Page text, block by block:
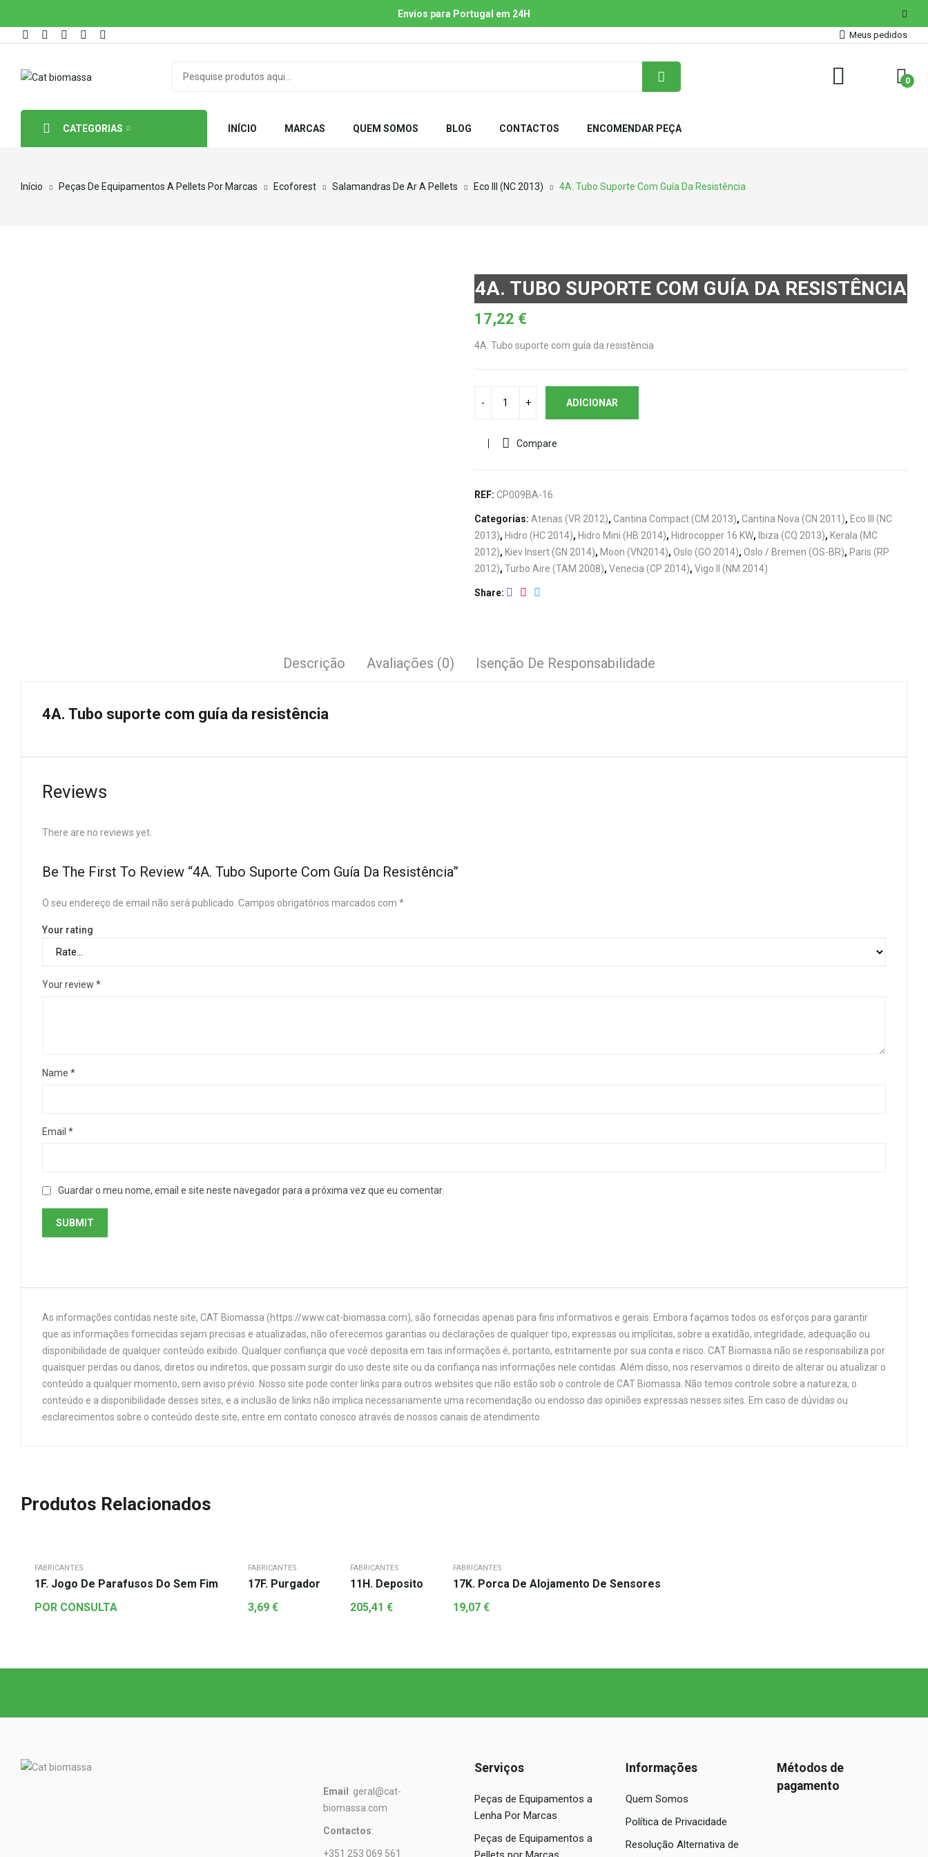
Envios para Portugal em 24H
Meus pedidos
0
CATEGORIAS INÍCIO MARCAS QUEM SOMOS BLOG CONTACTOS ENCOMENDAR PEÇA
Início Peças De Equipamentos A Pellets Por Marcas Ecoforest Salamandras De Ar A Pellets Eco III (NC 2013) 4A. Tubo Suporte Com Guía Da Resistência
4A. TUBO SUPORTE COM GUÍA DA RESISTÊNCIA
17,22 €
4A. Tubo suporte com guía da resistência
ADICIONAR
Compare
REF: CP009BA-16
Categorias: Atenas (VR 2012), Cantina Compact (CM 2013), Cantina Nova (CN 2011), Eco III (NC
2013), Hidro (HC 2014), Hidro Mini (HB 2014), Hidrocopper 16 KW, Ibiza (CQ 2013), Kerala (MC
2012), Kiev Insert (GN 2014), Moon (VN2014), Oslo (GO 2014), Oslo / Bremen (OS-BR), Paris (RP
2012), Turbo Aire (TAM 2008), Venecia (CP 2014), Vigo II (NM 2014)
Share
Descrição Avaliações (0) Isenção De Responsabilidade
4A. Tubo suporte com guía da resistência
Reviews
There are no reviews yet.
Be The First To Review “4A. Tubo Suporte Com Guía Da Resistência”
O seu endereço de email não será publicado. Campos obrigatórios marcados com *
Your rating
Your review *
Name *
Email *
Guardar o meu nome, email e site neste navegador para a próxima vez que eu comentar.
As informações contidas neste site, CAT Biomassa (https://www.cat-biomassa.com), são fornecidas apenas para fins informativos e gerais. Embora façamos todos os esforços para garantir
que as informações fornecidas sejam precisas e atualizadas, não oferecemos garantias ou declarações de qualquer tipo, expressas ou implícitas, sobre a exatidão, integridade, adequação ou
disponibilidade de qualquer conteúdo exibido. Qualquer confiança que você deposita em tais informações é, portanto, estritamente por sua conta e risco. CAT Biomassa não se responsabiliza por
quaisquer perdas ou danos, diretos ou indiretos, que possam surgir do uso deste site ou da confiança nas informações nele contidas. Além disso, nos reservamos o direito de alterar ou atualizar o
conteúdo a qualquer momento, sem aviso prévio. Nosso site pode conter links para outros websites que não estão sob o controle de CAT Biomassa. Não temos controle sobre a natureza, o
conteúdo e a disponibilidade desses sites, e a inclusão de links não implica necessariamente uma recomendação ou endosso das opiniões expressas nesses sites. Em caso de dúvidas ou
esclarecimentos sobre o conteúdo deste site, entre em contato conosco através de nossos canais de atendimento.
Produtos Relacionados
FABRICANTES
1F. Jogo De Parafusos Do Sem Fim
POR CONSULTA
FABRICANTES
17F. Purgador
3,69 €
FABRICANTES
11H. Deposito
205,41 €
FABRICANTES
17K. Porca De Alojamento De Sensores
19,07 €
Email : geral@cat-
biomassa.com
Contactos:
+351 253 069 561
Serviços
Peças de Equipamentos a
Lenha Por Marcas
Peças de Equipamentos a
Informações
Quem Somos
Política de Privacidade
Resolução Alternativa de
Métodos de
pagamento